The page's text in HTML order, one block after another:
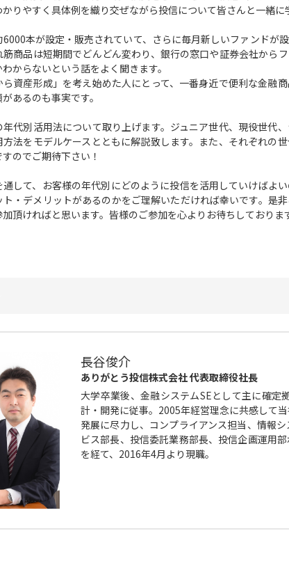
りやすく具体例を織り交ぜながら投信について皆さんと一緒に
本が設定・販売されていて、さらに毎月新しいファンドが
商品は短期間でどんどん変わり、銀行の窓口や証券会社から
からないという話をよく聞きます。
資産形成」を考え始めた人にとって、一番身近で便利な金融
あるのも事実です。
代別活用法について取り上げます。ジュニア世代、現役世代
方法をモデルケースとともに解説致します。また、それぞれの
のでご期待下さい！
通して、お客様の年代別にどのように投信を活用していけばよ
ト・デメリットがあるのかをご理解いただければ幸いです。是
頂ければと思います。皆様のご参加を心よりお待ちしておりま
長谷俊介
ありがとう投信株式会社 代表取締役社長
大学卒業後、金融システムSEとして主に確定
計・開発に従事。2005年経営理念に共感して
発展に尽力し、コンプライアンス担当、情報
ビス部長、投信委託業務部長、投信企画運用
を経て、2016年4月より現職。